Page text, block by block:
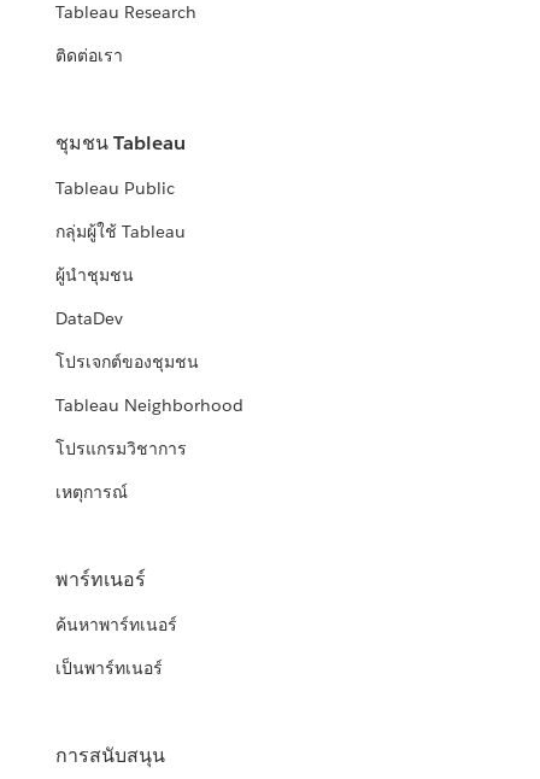
Tableau Research
ติดต่อเรา
ชุมชน Tableau
Tableau Public
กลุ่มผู้ใช้ Tableau
ผู้นำชุมชน
DataDev
โปรเจกต์ของชุมชน
Tableau Neighborhood
โปรแกรมวิชาการ
เหตุการณ์
พาร์ทเนอร์
ค้นหาพาร์ทเนอร์
เป็นพาร์ทเนอร์
การสนับสนุน